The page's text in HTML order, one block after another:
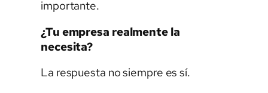
importante.
¿Tu empresa realmente la
necesita?
La respuesta no siempre es sí.